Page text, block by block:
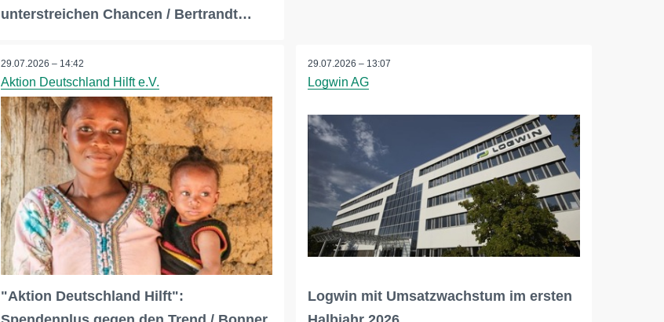
unterstreichen Chancen / Bertrandt…
29.07.2026 – 14:42
Aktion Deutschland Hilft e.V.
"Aktion Deutschland Hilft":
29.07.2026 – 13:07
Logwin AG
Logwin mit Umsatzwachstum im ersten